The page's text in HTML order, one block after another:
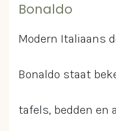
Bonaldo
Modern Italiaans
Bonaldo staat
tafels, bedden en